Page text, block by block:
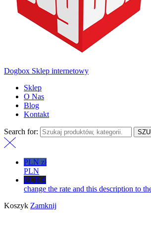
Dogbox Sklep internetowy
Sklep
O Nas
Blog
Kontakt
Search for:
PLN zł
PLN
EUR €
change the rate and this description to
Koszyk Zamknij